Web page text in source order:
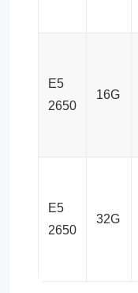
E5
2650
16G
E5
2650
32G